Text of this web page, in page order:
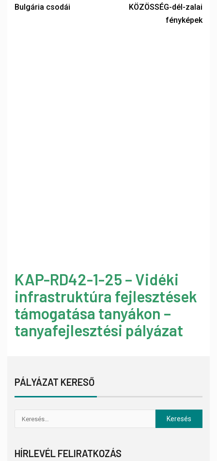
Bulgária csodái
KÖZÖSSÉG-dél-zalai
fényképek
KAP-RD42-1-25 – Vidéki
infrastruktúra fejlesztések
támogatása tanyákon –
tanyafejlesztési pályázat
PÁLYÁZAT KERESŐ
HÍRLEVÉL FELIRATKOZÁS